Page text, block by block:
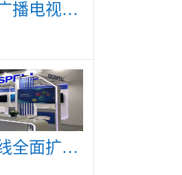
2026中国国际广播电视信息网络展览会展
高斯贝尔产品线全面扩展，众多新产品亮相CommunicAsia 2019